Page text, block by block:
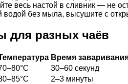
весь настой в сливник — не
водой без мыла, высушите с
для разных чаёв
Время
30–60 секунд
2–3 минуты